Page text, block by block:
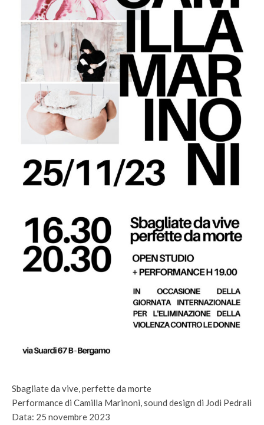
Sbagliate da vive, perfette da morte
Performance di Camilla Marinoni, sound design di Jodi Pedrali
Data: 25 novembre 2023